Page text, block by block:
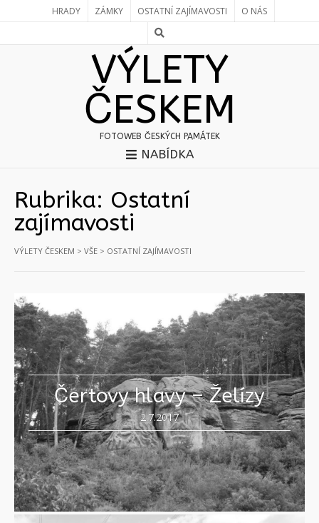
HRADY ZÁMKY OSTATNÍ ZAJÍMAVOSTI O NÁS
VÝLETY
ČESKEM
FOTOWEB ČESKÝCH PAMÁTEK
NABÍDKA
Rubrika: Ostatní
zajímavosti
VÝLETY ČESKEM > VŠE > OSTATNÍ ZAJÍMAVOSTI
3 »
Čertovy hlavy – Želízy
2.7.2017
Stránky: « 1 2 3 »